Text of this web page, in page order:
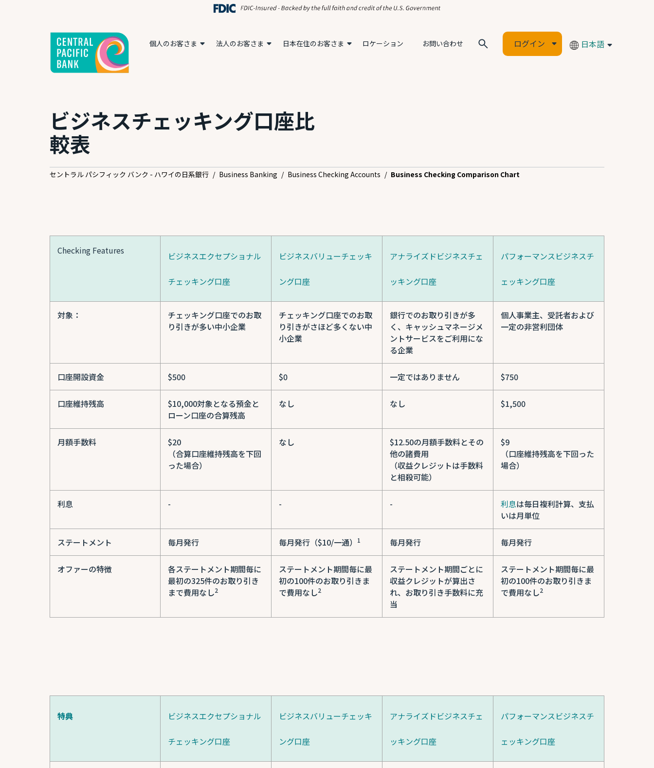
個人のお客さま 法人のお客さま 日本在住のお客さま ロケーション お問い合わせ ログイン 日本語
ビジネスチェッキング口座比
較表
セントラル パシフィック バンク - ハワイの日系銀行 / Business Banking / Business Checking Accounts / Business Checking Comparison Chart
Checking Features ビジネスエクセプショナル
チェッキング口座
ビジネスバリューチェッキ
ング口座
アナライズドビジネスチェ
ッキング口座
パフォーマンスビジネスチ
ェッキング口座
対象：
チェッキング口座でのお取
り引きが多い中小企業
チェッキング口座でのお取
り引きがさほど多くない中
小企業
銀行でのお取り引きが多
く、キャッシュマネージメ
ントサービスをご利用にな
る企業
個人事業主、受託者および
一定の非営利団体
口座開設資金 $500 $0 一定ではありません $750
口座維持残高
$10,000対象となる預金と
ローン口座の合算残高
なし なし $1,500
月額手数料
$20
（合算口座維持残高を下回
った場合）
なし
$12.50の月額手数料とその
他の諸費用
（収益クレジットは手数料
と相殺可能）
$9
（口座維持残高を下回った
場合）
利息 - - - 利息は毎日複利計算、支払
いは月単位
ステートメント 毎月発行 毎月発行（$10/一通） 1 毎月発行 毎月発行
オファーの特徴
各ステートメント期間毎に
最初の325件のお取り引き
まで費用なし2
ステートメント期間毎に最
初の100件のお取り引きま
で費用なし2
ステートメント期間ごとに
収益クレジットが算出さ
れ、お取り引き手数料に充
当
ステートメント期間毎に最
初の100件のお取り引きま
で費用なし2
特典 ビジネスエクセプショナル
チェッキング口座
ビジネスバリューチェッキ
ング口座
アナライズドビジネスチェ
ッキング口座
パフォーマンスビジネスチ
ェッキング口座